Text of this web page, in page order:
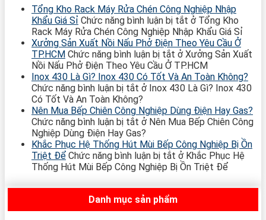
Tổng Kho Rack Máy Rửa Chén Công Nghiệp Nhập
Khẩu Giá Sỉ Chức năng bình luận bị tắt ở Tổng Kho
Rack Máy Rửa Chén Công Nghiệp Nhập Khẩu Giá Sỉ
Xưởng Sản Xuất Nồi Nấu Phở Điện Theo Yêu Cầu Ở
TP.HCM Chức năng bình luận bị tắt ở Xưởng Sản Xuất
Nồi Nấu Phở Điện Theo Yêu Cầu Ở TP.HCM
Inox 430 Là Gì? Inox 430 Có Tốt Và An Toàn Không?
Chức năng bình luận bị tắt ở Inox 430 Là Gì? Inox 430
Có Tốt Và An Toàn Không?
Nên Mua Bếp Chiên Công Nghiệp Dùng Điện Hay Gas?
Chức năng bình luận bị tắt ở Nên Mua Bếp Chiên Công
Nghiệp Dùng Điện Hay Gas?
Khắc Phục Hệ Thống Hút Mùi Bếp Công Nghiệp Bị Ồn
Triệt Để Chức năng bình luận bị tắt ở Khắc Phục Hệ
Thống Hút Mùi Bếp Công Nghiệp Bị Ồn Triệt Để
Danh mục sản phẩm